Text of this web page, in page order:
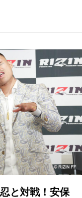
と対戦！安保